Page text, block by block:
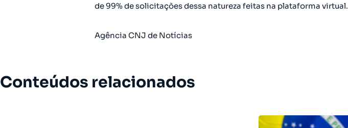
de 99% de solicitações dessa natureza feitas na plataforma virtual.
Agência CNJ de Notícias
Conteúdos relacionados